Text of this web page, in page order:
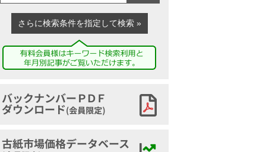
団体挨拶
講演録
廃プラスチック
鉄スクラップ
家電リサイクル
古布
広告の申込み
ヤードマップの申込み
古紙ジャーナルとは
さらに検索条件を指定して検索 »